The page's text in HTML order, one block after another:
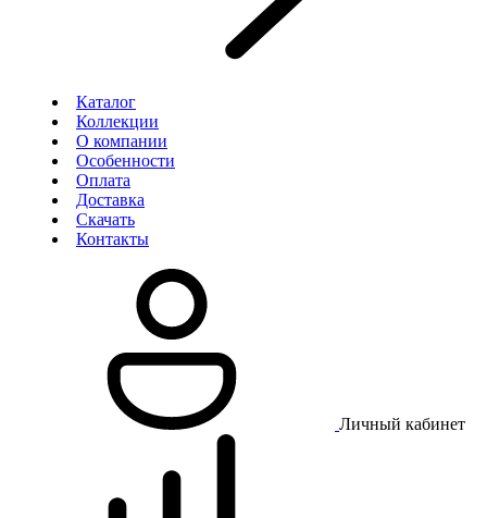
Каталог
Коллекции
О компании
Особенности
Оплата
Доставка
Скачать
Контакты
Личный кабинет